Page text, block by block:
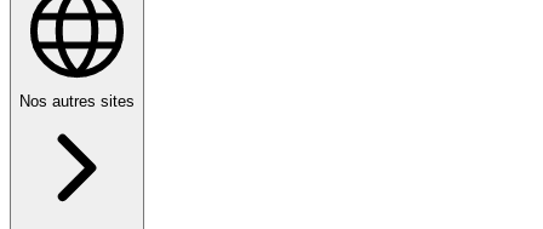
Nos autres sites